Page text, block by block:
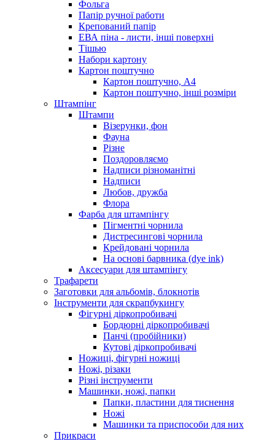
Фольга
Папір ручної работи
Крепований папір
ЕВА піна - листи, інші поверхні
Тішью
Набори картону
Картон поштучно
Картон поштучно, А4
Картон поштучно, інші розміри
Штампінг
Штампи
Візерунки, фон
Фауна
Різне
Поздоровляємо
Надписи різноманітні
Надписи
Любов, дружба
Флора
Фарба для штампінгу
Пігментні чорнила
Дистресингові чорнила
Крейдовані чорнила
На основі барвника (dye ink)
Аксесуари для штампінгу
Трафарети
Заготовки для альбомів, блокнотів
Інструменти для скрапбукингу
Фігурні діркопробивачі
Бордюрні діркопробивачі
Панчі (пробійники)
Кутові діркопробивачі
Ножиці, фігурні ножиці
Ножі, різаки
Різні інструменти
Машинки, ножі, папки
Папки, пластини для тиснення
Ножі
Машинки та приспособи для них
Прикраси